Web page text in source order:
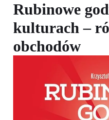
Rubinowe
kulturach –
obchodów